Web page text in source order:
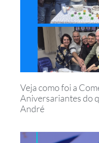
Veja como foi a
Aniversariantes do
André